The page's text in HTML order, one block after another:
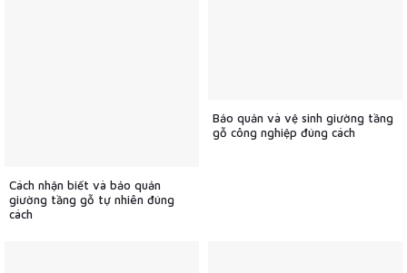
Cách nhận biết và bảo quản
giường tầng gỗ tự nhiên đúng
cách
Bảo quản và vệ sinh giường tầng
gỗ công nghiệp đúng cách